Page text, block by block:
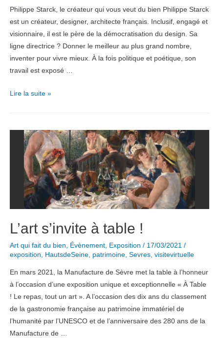
Philippe Starck, le créateur qui vous veut du bien Philippe Starck
est un créateur, designer, architecte français. Inclusif, engagé et
visionnaire, il est le père de la démocratisation du design. Sa
ligne directrice ? Donner le meilleur au plus grand nombre,
inventer pour vivre mieux. À la fois politique et poétique, son
travail est exposé …
Zoom
Philippe
Starck,
créateur
bien
Lire la suite »
L’art s’invite à table !
Art qui fait du bien, Évènement, Exposition / 17/03/2021 /
exposition, HautsdeSeine, patrimoine, Sevres, visitevirtuelle
En mars 2021, la Manufacture de Sèvre met la table à l’honneur
à l’occasion d’une exposition unique et exceptionnelle « À Table
! Le repas, tout un art ». A l’occasion des dix ans du classement
de la gastronomie française au patrimoine immatériel de
l’humanité par l’UNESCO et de l’anniversaire des 280 ans de la
Manufacture de …